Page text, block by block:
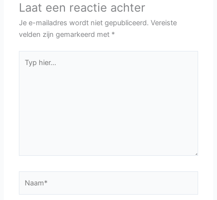
Laat een reactie achter
Je e-mailadres wordt niet gepubliceerd. Vereiste
velden zijn gemarkeerd met *
hier...